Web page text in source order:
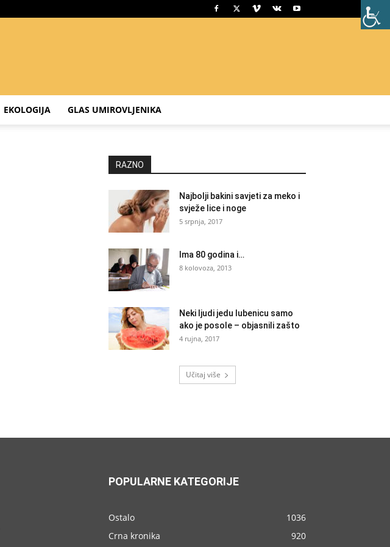
EKOLOGIJA GLAS UMIROVLJENIKA
RAZNO
Najbolji bakini savjeti za meko i
svježe lice i noge
5 srpnja, 2017
Ima 80 godina i…
8 kolovoza, 2013
Neki ljudi jedu lubenicu samo
ako je posole – objasnili zašto
4 rujna, 2017
Učitaj više
POPULARNE KATEGORIJE
Ostalo
1036
Crna kronika
920